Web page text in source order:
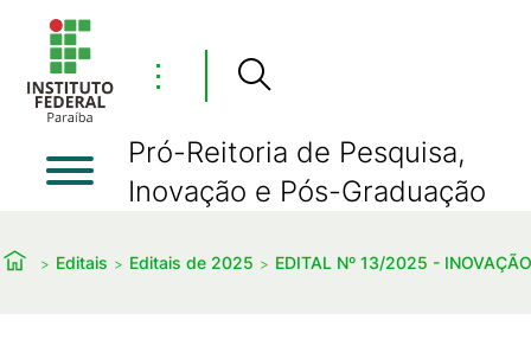
⋮
Pró-Reitoria de Pesquisa,
Inovação e Pós-Graduação
Editais Editais de 2025 EDITAL Nº 13/2025 -